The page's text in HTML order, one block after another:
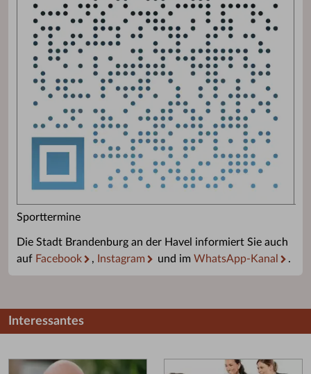
Sporttermine
Die Stadt Brandenburg an der Havel informiert Sie auch
auf Facebook , Instagram und im WhatsApp-Kanal .
Interessantes